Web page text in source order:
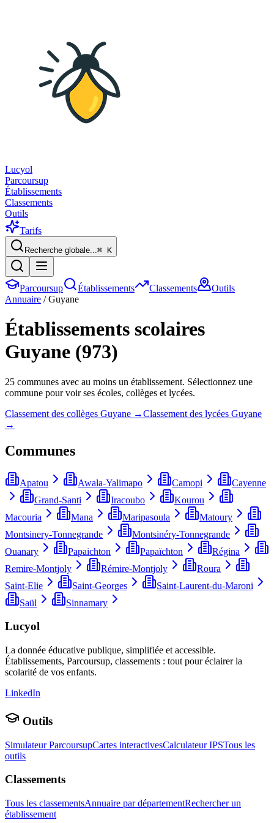
Lucyol
Parcoursup
Établissements
Classements
Outils
Tarifs
Recherche globale...⌘ K
Parcoursup Établissements Classements
Outils
Annuaire / Guyane
Établissements scolaires
Guyane (973)
25 communes avec au moins un établissement. Sélectionnez une
commune pour voir ses écoles, collèges et lycées.
Classement des collèges Guyane →Classement des lycées Guyane
→
Communes
Apatou Awala-Yalimapo Camopi
Cayenne
Grand-Santi
Iracoubo
Kourou
Macouria
Mana Maripasoula
Matoury
Montsinery-Tonnegrande
Montsinéry-Tonnegrande
Ouanary
Papaichton Papaïchton
Régina
Remire-Montjoly
Rémire-Montjoly
Roura
Saint-Elie
Saint-Georges
Saint-Laurent-du-Maroni
Saül
Sinnamary
Lucyol
La donnée éducative publique, simplifiée et accessible.
Établissements, Parcoursup, classements : tout pour éclairer la
scolarité de vos enfants.
LinkedIn
Outils
Simulateur ParcoursupCartes interactivesCalculateur IPSTous les
outils
Classements
Tous les classementsAnnuaire par départementRechercher un
établissement